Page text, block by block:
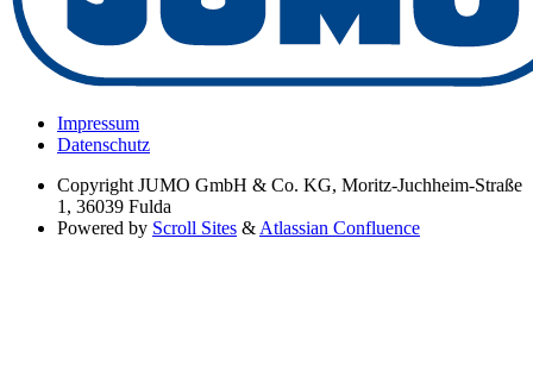
Impressum
Datenschutz
Copyright JUMO GmbH & Co. KG, Moritz-Juchheim-Straße
1, 36039 Fulda
Powered by Scroll Sites & Atlassian Confluence